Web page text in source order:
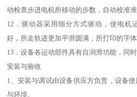
动检查步进电机所移动的步数，自动校准准
12．驱动器采用细分方式驱动，使电机
好，所走轨迹更加平滑圆满，所打印的字体
13．设备各运动部件具有自润滑功能，同
安装与验收
1、安装与调试由设备供应方负责，设备
与环境。